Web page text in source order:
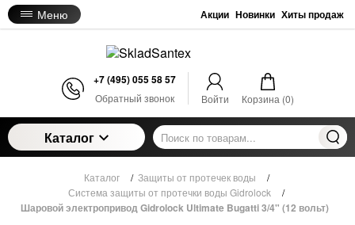
Меню Акции Новинки Хиты продаж
+7 (495) 055 58 57
Обратный звонок Войти Корзина (0)
Каталог
Каталог / Защиты от протечек воды
/
Система защиты от протечки воды Gidrolock
/
Шаровой электропривод Gidrolock Ultimate Bugatti 3/4" (12 вольт)